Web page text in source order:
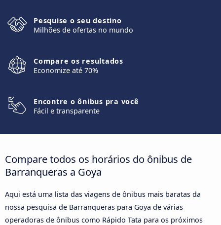
Pesquise o seu destino
Milhões de ofertas no mundo
Compare os resultados
Economize até 70%
Encontre o ônibus pra você
Fácil e transparente
Compare todos os horários do ônibus de
Barranqueras a Goya
Aqui está uma lista das viagens de ônibus mais baratas da
nossa pesquisa de Barranqueras para Goya de várias
operadoras de ônibus como Rápido Tata para os próximos